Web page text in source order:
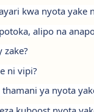
kwa nyota yake
alipo na
zake?
ni vipi?
ya nyota